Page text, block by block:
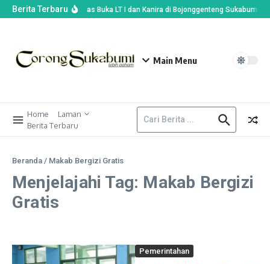
Berita Terbaru
Wabup Andreas Buka LT I dan Kanira di Bojonggenteng Sukabumi,
Main Menu
Home
Laman
Berita Terbaru
Beranda / Makab Bergizi Gratis
Menjelajahi Tag: Makab Bergizi
Gratis
Pemerintahan